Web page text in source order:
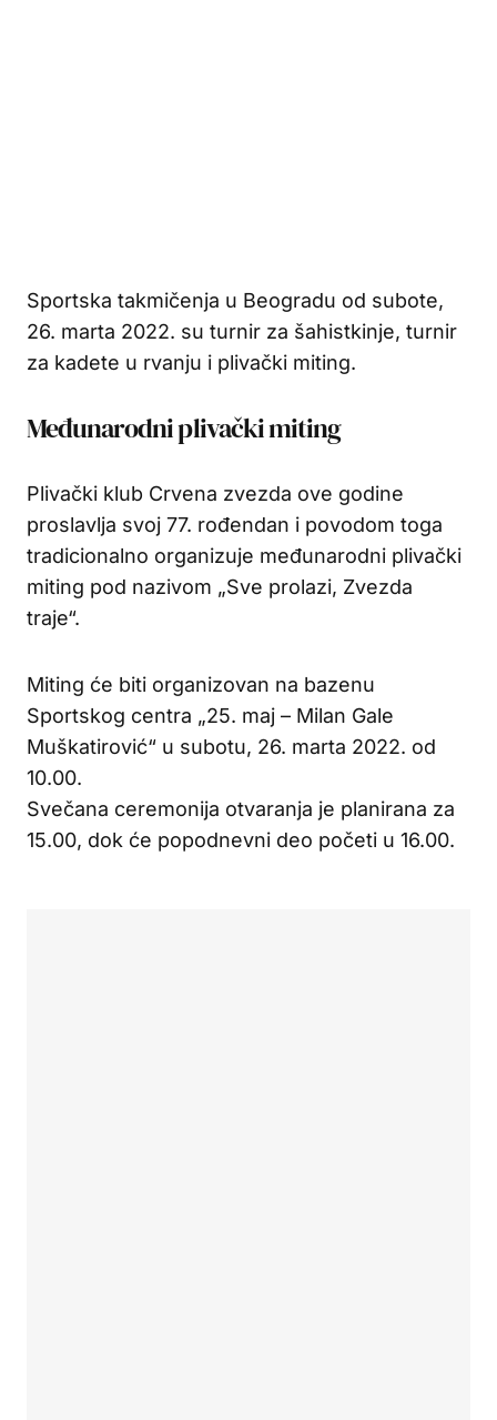
Sportska takmičenja u Beogradu od subote,
26. marta 2022. su turnir za šahistkinje, turnir
za kadete u rvanju i plivački miting.
Međunarodni plivački miting
Plivački klub Crvena zvezda ove godine
proslavlja svoj 77. rođendan i povodom toga
tradicionalno organizuje međunarodni plivački
miting pod nazivom „Sve prolazi, Zvezda
traje“.
Miting će biti organizovan na bazenu
Sportskog centra „25. maj – Milan Gale
Muškatirović“ u subotu, 26. marta 2022. od
10.00.
Svečana ceremonija otvaranja je planirana za
15.00, dok će popodnevni deo početi u 16.00.